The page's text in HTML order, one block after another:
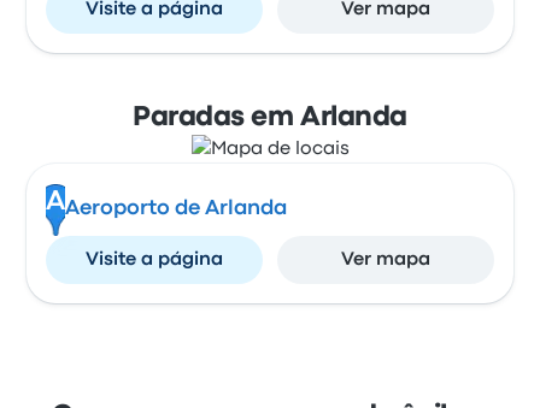
Visite a página Ver mapa
Paradas em Arlanda
AAeroporto de Arlanda
Visite a página Ver mapa